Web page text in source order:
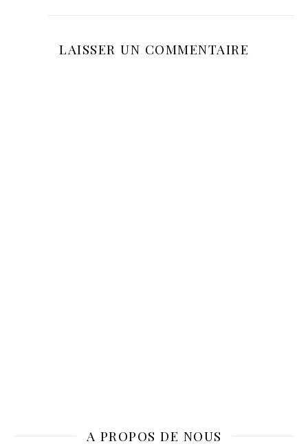
LAISSER UN COMMENTAIRE
A PROPOS DE NOUS